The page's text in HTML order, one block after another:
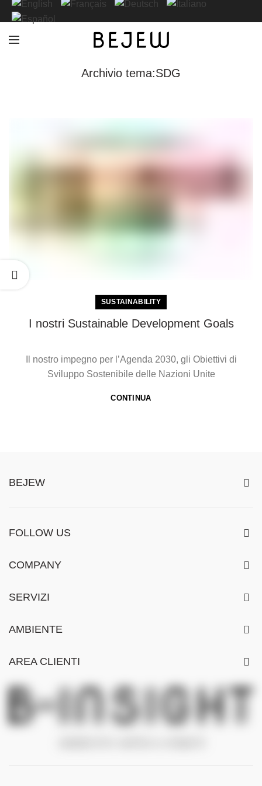
Archivio tema:SDG
SUSTAINABILITY
I nostri Sustainable Development Goals
Il nostro impegno per l’Agenda 2030, gli Obiettivi di
Sviluppo Sostenibile delle Nazioni Unite
CONTINUA
BEJEW
FOLLOW US
COMPANY
SERVIZI
AMBIENTE
AREA CLIENTI